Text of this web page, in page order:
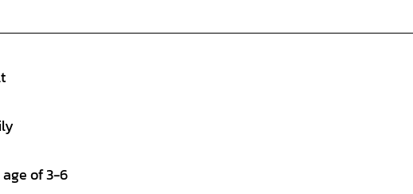
of 3-6